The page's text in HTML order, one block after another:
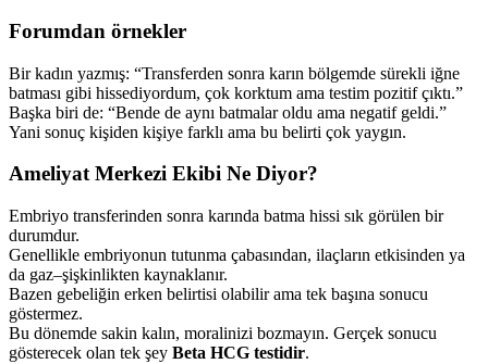
Forumdan örnekler
Bir kadın yazmış: “Transferden sonra karın bölgemde sürekli iğne
batması gibi hissediyordum, çok korktum ama testim pozitif çıktı.”
Başka biri de: “Bende de aynı batmalar oldu ama negatif geldi.”
Yani sonuç kişiden kişiye farklı ama bu belirti çok yaygın.
Ameliyat Merkezi Ekibi Ne Diyor?
Embriyo transferinden sonra karında batma hissi sık görülen bir
durumdur.
Genellikle embriyonun tutunma çabasından, ilaçların etkisinden ya
da gaz–şişkinlikten kaynaklanır.
Bazen gebeliğin erken belirtisi olabilir ama tek başına sonucu
göstermez.
Bu dönemde sakin kalın, moralinizi bozmayın. Gerçek sonucu
gösterecek olan tek şey Beta HCG testidir.